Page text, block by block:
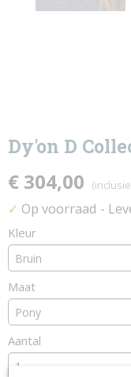
Dy'on D
€ 304,00
✓ Op voorraad -
Kleur
Maat
Aantal